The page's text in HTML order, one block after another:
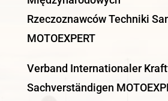
Rzeczoznawców Techniki
MOTOEXPERT
Verband Internationaler
Sachverständigen